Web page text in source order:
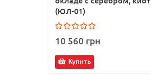
(ЮЛ-01)
10 560 грн
Купить